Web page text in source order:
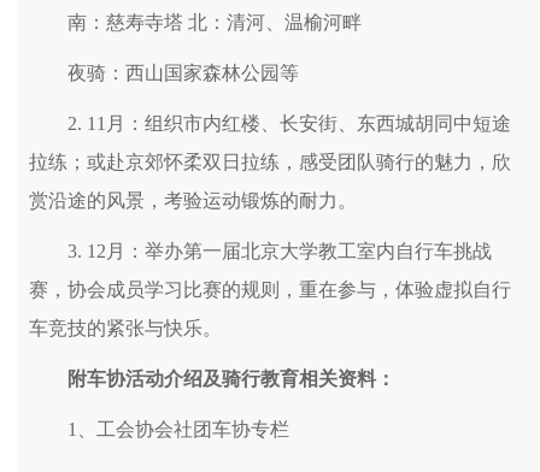
南：慈寿寺塔 北：清河、温榆河畔
夜骑：西山国家森林公园等
2. 11月：组织市内红楼、长安街、东西城胡同中短途
拉练；或赴京郊怀柔双日拉练，感受团队骑行的魅力，欣
赏沿途的风景，考验运动锻炼的耐力。
3. 12月：举办第一届北京大学教工室内自行车挑战
赛，协会成员学习比赛的规则，重在参与，体验虚拟自行
车竞技的紧张与快乐。
附车协活动介绍及骑行教育相关资料：
1、工会协会社团车协专栏